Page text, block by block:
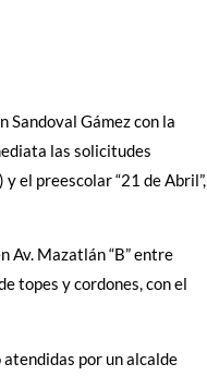
Sandoval Gámez con la
las solicitudes
el preescolar “21 de Abril”,
Av. Mazatlán “B” entre
topes y cordones, con el
por un alcalde